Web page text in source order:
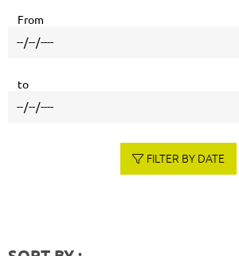
From
to
FILTER BY DATE